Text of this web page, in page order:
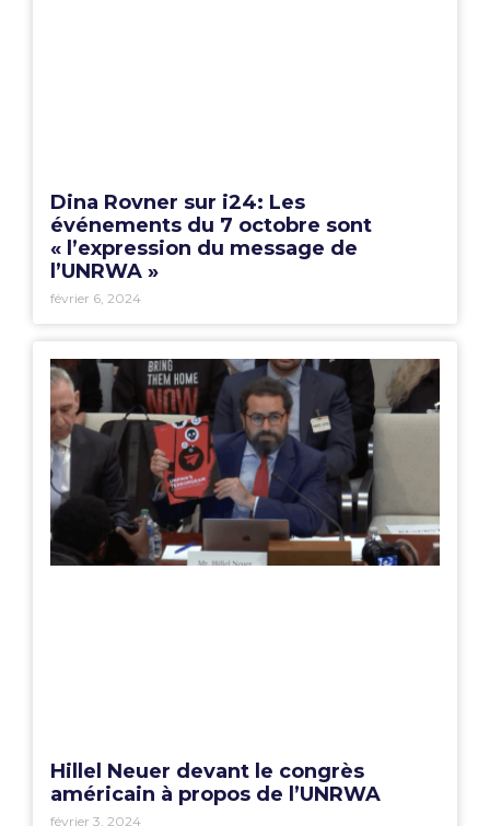
Dina Rovner sur i24: Les
événements du 7 octobre sont
« l’expression du message de
l’UNRWA »
février 6, 2024
Hillel Neuer devant le congrès
américain à propos de l’UNRWA
février 3, 2024